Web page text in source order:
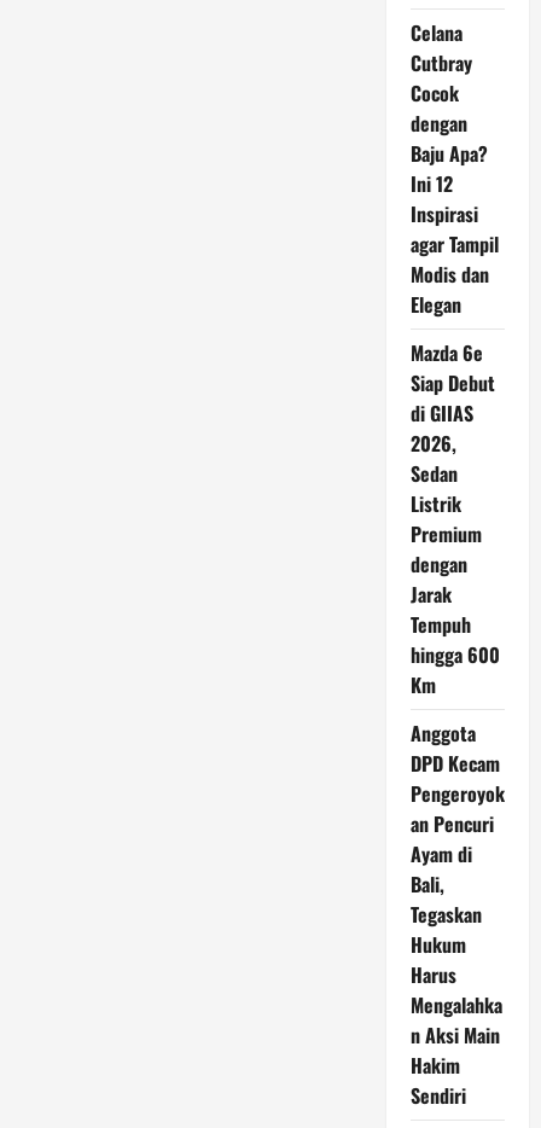
Celana
Cutbray
Cocok
dengan
Baju Apa?
Ini 12
Inspirasi
agar Tampil
Modis dan
Elegan
Mazda 6e
Siap Debut
di GIIAS
2026,
Sedan
Listrik
Premium
dengan
Jarak
Tempuh
hingga 600
Km
Anggota
DPD Kecam
Pengeroyok
an Pencuri
Ayam di
Bali,
Tegaskan
Hukum
Harus
Mengalahka
n Aksi Main
Hakim
Sendiri